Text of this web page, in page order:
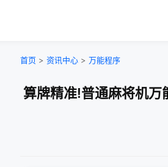
首页 > 资讯中心 > 万能程序
算牌精准!普通麻将机万